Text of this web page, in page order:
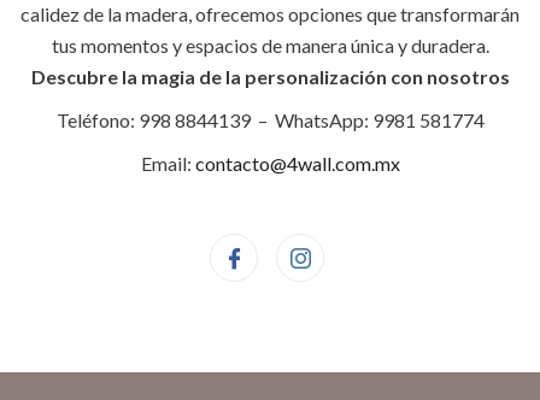
calidez de la madera, ofrecemos opciones que transformarán
tus momentos y espacios de manera única y duradera.
Descubre la magia de la personalización con nosotros
Teléfono: 998 8844139 – WhatsApp: 9981 581774
Email: contacto@4wall.com.mx